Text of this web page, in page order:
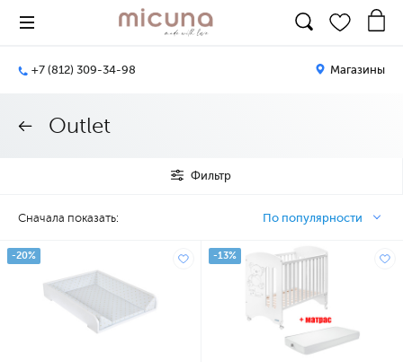
+7 (812) 309-34-98 Магазины
Outlet
Фильтр
Сначала показать: По популярности
-20% -13%